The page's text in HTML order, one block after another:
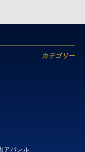
カテゴリー
アパレル